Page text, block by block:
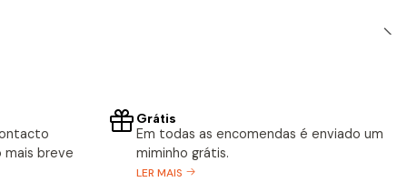
mais breve
Grátis
Em todas as encomendas é enviado um
miminho grátis.
LER MAIS